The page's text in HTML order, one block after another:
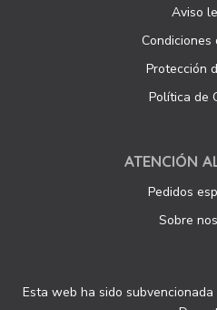
Aviso
Condiciones
Protección
Política de
ATENCIÓN
Pedidos
Sobre
Esta web ha sido